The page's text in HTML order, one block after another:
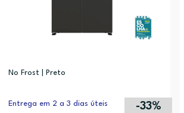
No Frost | Preto
Entrega em 2 a 3 dias úteis
-33%